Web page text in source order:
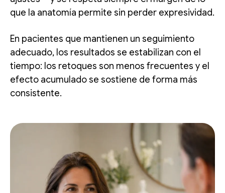
que la anatomía permite sin perder expresividad.
En pacientes que mantienen un seguimiento
adecuado, los resultados se estabilizan con el
tiempo: los retoques son menos frecuentes y el
efecto acumulado se sostiene de forma más
consistente.